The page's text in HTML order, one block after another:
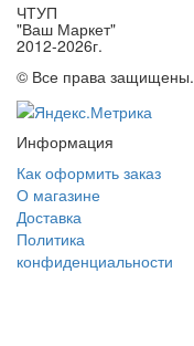
ЧТУП
"Ваш Маркет"
2012-2026г.
© Все права защищены.
Информация
Как оформить заказ
О магазине
Доставка
Политика
конфиденциальности